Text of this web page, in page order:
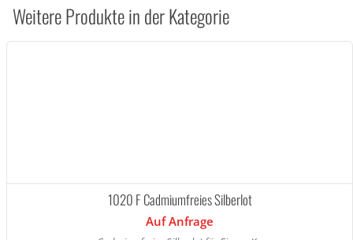
Weitere Produkte in der Kategorie
1020 F Cadmiumfreies Silberlot
Auf Anfrage